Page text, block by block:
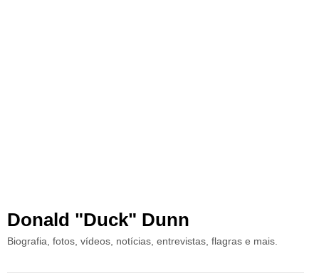
Donald "Duck" Dunn
Biografia, fotos, vídeos, notícias, entrevistas, flagras e mais.